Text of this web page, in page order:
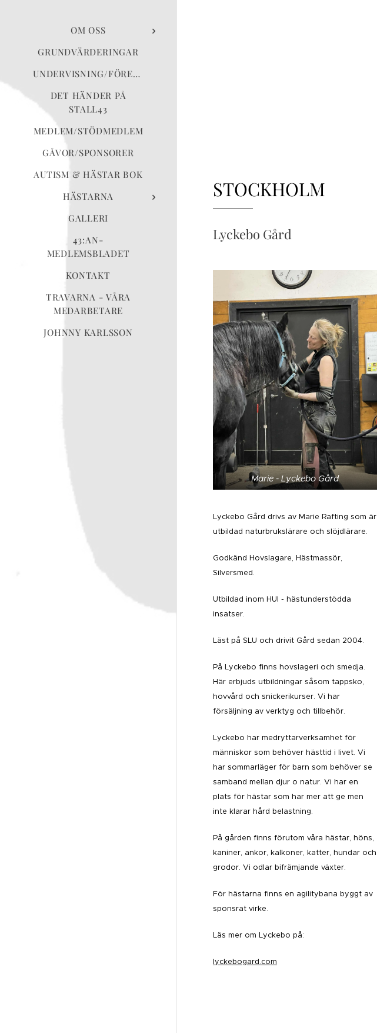
OM OSS
GRUNDVÄRDERINGAR
UNDERVISNING/FÖRELÄSNING
DET HÄNDER PÅ
STALL43
MEDLEM/STÖDMEDLEM
GÅVOR/SPONSORER
AUTISM & HÄSTAR BOK
HÄSTARNA
GALLERI
43:AN-
MEDLEMSBLADET
KONTAKT
TRAVARNA - VÅRA
MEDARBETARE
JOHNNY KARLSSON
STOCKHOLM
Lyckebo Gård
Marie - Lyckebo Gård
Lyckebo Gård drivs av Marie Rafting som är
utbildad naturbrukslärare och slöjdlärare.
Godkänd Hovslagare, Hästmassör,
Silversmed.
Utbildad inom HUI - hästunderstödda
insatser.
Läst på SLU och drivit Gård sedan 2004.
På Lyckebo finns hovslageri och smedja.
Här erbjuds utbildningar såsom tappsko,
hovvård och snickerikurser. Vi har
försäljning av verktyg och tillbehör.
Lyckebo har medryttarverksamhet för
människor som behöver hästtid i livet. Vi
har sommarläger för barn som behöver se
samband mellan djur o natur. Vi har en
plats för hästar som har mer att ge men
inte klarar hård belastning.
På gården finns förutom våra hästar, höns,
kaniner, ankor, kalkoner, katter, hundar och
grodor. Vi odlar bifrämjande växter.
För hästarna finns en agilitybana byggt av
sponsrat virke.
Läs mer om Lyckebo på:
lyckebogard.com